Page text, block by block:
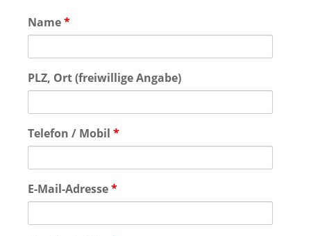
Name*
PLZ, Ort (freiwillige Angabe)
Telefon / Mobil *
E-Mail-Adresse*